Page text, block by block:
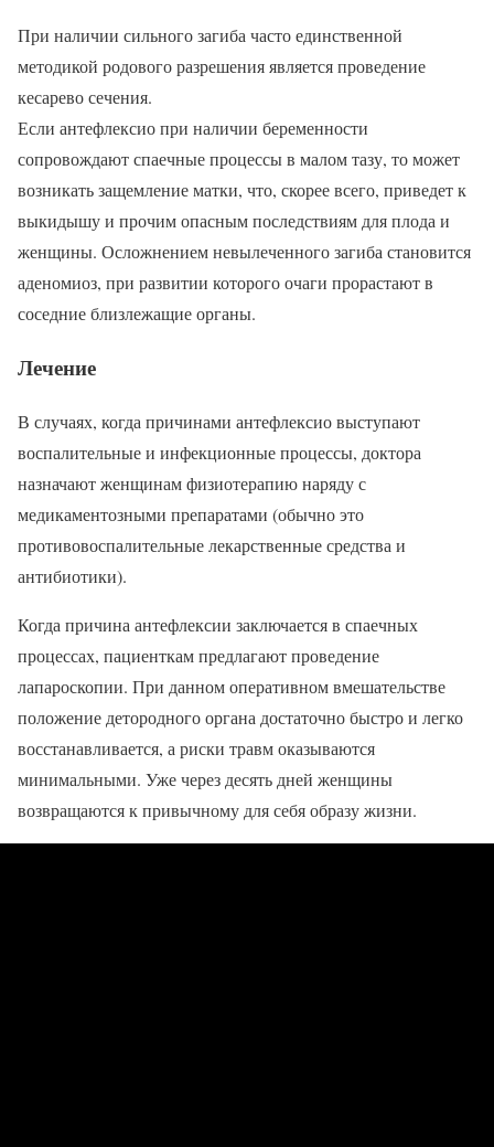
При наличии сильного загиба часто единственной
методикой родового разрешения является проведение
кесарево сечения.
Если антефлексио при наличии беременности
сопровождают спаечные процессы в малом тазу, то может
возникать защемление матки, что, скорее всего, приведет к
выкидышу и прочим опасным последствиям для плода и
женщины. Осложнением невылеченного загиба становится
аденомиоз, при развитии которого очаги прорастают в
соседние близлежащие органы.
Лечение
В случаях, когда причинами антефлексио выступают
воспалительные и инфекционные процессы, доктора
назначают женщинам физиотерапию наряду с
медикаментозными препаратами (обычно это
противовоспалительные лекарственные средства и
антибиотики).
Когда причина антефлексии заключается в спаечных
процессах, пациенткам предлагают проведение
лапароскопии. При данном оперативном вмешательстве
положение детородного органа достаточно быстро и легко
восстанавливается, а риски травм оказываются
минимальными. Уже через десять дней женщины
возвращаются к привычному для себя образу жизни.